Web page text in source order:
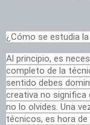
¿Cómo se estudia
Al principio, es
completo de la
sentido debes
creativa no significa
no lo olvides. Una
técnicos, es hora de